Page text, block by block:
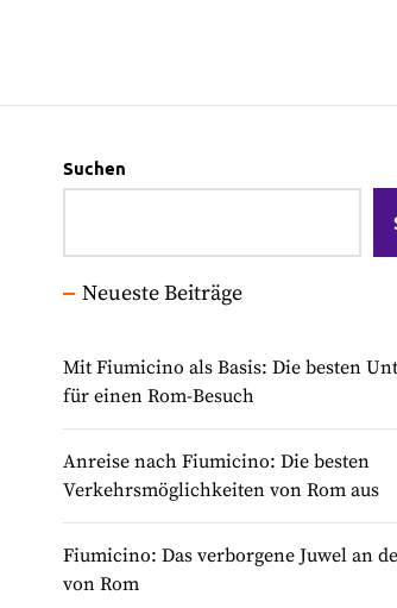
Suchen
Neueste Beiträge
Mit Fiumicino als Basis: Die besten
für einen Rom-Besuch
Anreise nach Fiumicino: Die besten
Verkehrsmöglichkeiten von Rom aus
Fiumicino: Das verborgene Juwel an
von Rom